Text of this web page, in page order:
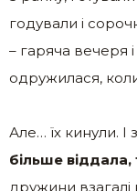
годували і
– гаряча вечеря
одружилася,
Але… їх кинули.
більше
дружини